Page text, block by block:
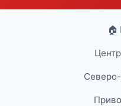
🏠